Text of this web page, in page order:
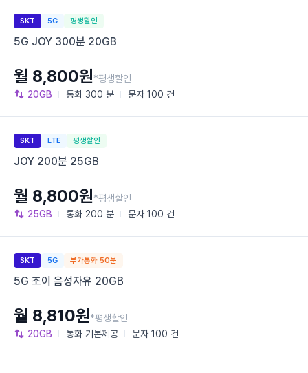
SKT 5G 평생할인
5G JOY 300분 20GB
20GB 통화 300 분 문자 100 건
월 8,800원*평생할인
SKT LTE 평생할인
JOY 200분 25GB
25GB 통화 200 분 문자 100 건
월 8,800원*평생할인
SKT 5G 부가통화 50분
5G 조이 음성자유 20GB
20GB 통화 기본제공 문자 100 건
월 8,810원*평생할인